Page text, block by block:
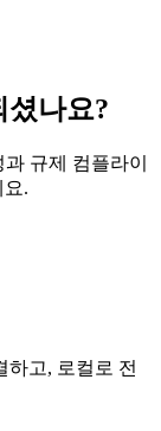
셨나요?
규제 컴플라이
.
하고, 로컬로 전